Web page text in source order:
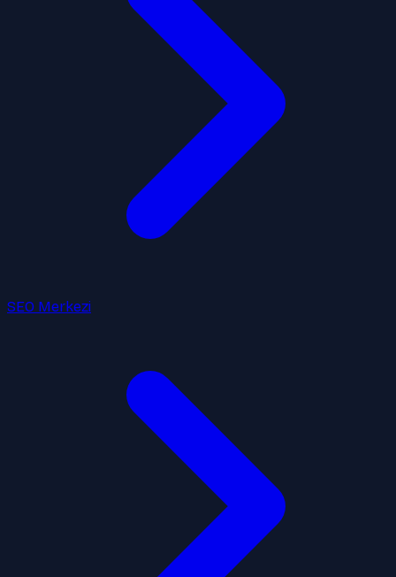
SEO Merkezi